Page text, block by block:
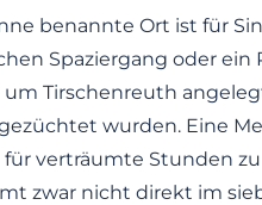
benannte Ort ist für
Spaziergang oder ein
Tirschenreuth
wurden. Eine
verträumte Stunden
zwar nicht direkt im